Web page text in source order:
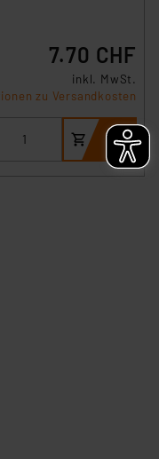
Dies bedeutet,
wird. So
ohne dass
bestehen.
stützt
7.70 CHF
inkl. MwSt.
zu Versandkosten